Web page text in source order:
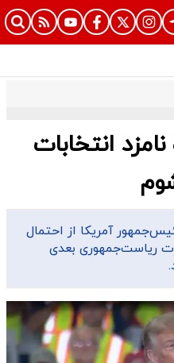
انتخابات
آمریکا از احتمال
ریاست‌جمهوری بعدی